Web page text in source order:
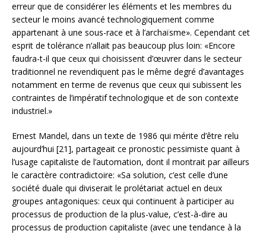
erreur que de considérer les éléments et les membres du
secteur le moins avancé technologiquement comme
appartenant à une sous-race et à l’archaïsme». Cependant cet
esprit de tolérance n’allait pas beaucoup plus loin: «Encore
faudra-t-il que ceux qui choisissent d’œuvrer dans le secteur
traditionnel ne revendiquent pas le même degré d’avantages
notamment en terme de revenus que ceux qui subissent les
contraintes de l’impératif technologique et de son contexte
industriel.»
Ernest Mandel, dans un texte de 1986 qui mérite d’être relu
aujourd’hui [21], partageait ce pronostic pessimiste quant à
l’usage capitaliste de l’automation, dont il montrait par ailleurs
le caractère contradictoire: «Sa solution, c’est celle d’une
société duale qui diviserait le prolétariat actuel en deux
groupes antagoniques: ceux qui continuent à participer au
processus de production de la plus-value, c’est-à-dire au
processus de production capitaliste (avec une tendance à la